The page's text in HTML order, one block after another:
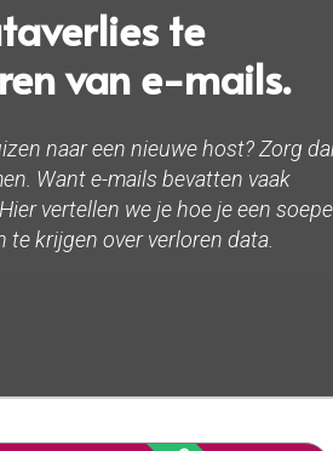
te
van e-mails.​
naar een nieuwe host? Zorg
Want e-mails bevatten vaak
vertellen we je hoe je een
krijgen over verloren data.